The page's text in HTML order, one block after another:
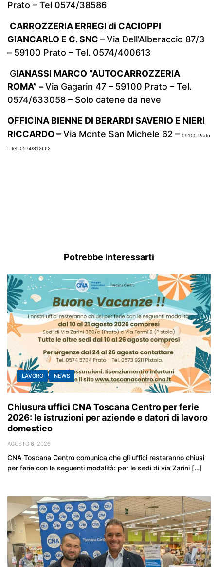
Prato – Tel 0574/38586
CARROZZERIA ERREGI di CACIOPPI
GIANCARLO E C. SNC –Via Dell’Alberaccio 87/3
– 59100 Prato – Tel. 0574/400613
GIANASSI MARCO ”AUTOCARROZZERIA
ROMA” –Via Gagarin 47 – 59100 Prato – Tel.
0574/633058 – Solo catene da neve
OFFICINA BIENNE DI BERARDI SAVERIO E NIERI
RICCARDO – Via Monte San Michele 62 – 59100 Prato
– tel. 0574/812662
Potrebbe interessarti
LAVORO NEWS
Chiusura uffici CNA Toscana Centro per ferie
2026: le istruzioni per aziende e datori di lavoro
domestico
AGOSTO 6, 2026
CNA Toscana Centro comunica che gli uffici resteranno chiusi
per ferie con le seguenti modalità: per le sedi di via Zarini […]